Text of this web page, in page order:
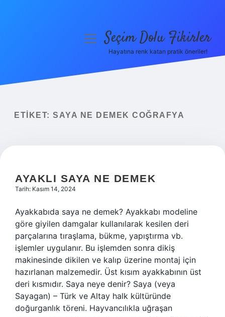
Yasal Uyarı
menüyüSeçim Dolu Fikirler
Hayatına renk katan pratik öneriler!
ETIKET: SAYA NE DEMEK COĞRAFYA
AYAKLI SAYA NE DEMEK
Tarih: Kasım 14, 2024
Ayakkabıda saya ne demek? Ayakkabı modeline
göre giyilen damgalar kullanılarak kesilen deri
parçalarına tıraşlama, bükme, yapıştırma vb.
işlemler uygulanır. Bu işlemden sonra dikiş
makinesinde dikilen ve kalıp üzerine montaj için
hazırlanan malzemedir. Üst kısım ayakkabının üst
deri kısmıdır. Saya neye denir? Saya (veya
Sayagan) – Türk ve Altay halk kültüründe
doğurganlık töreni. Hayvancılıkla uğraşan